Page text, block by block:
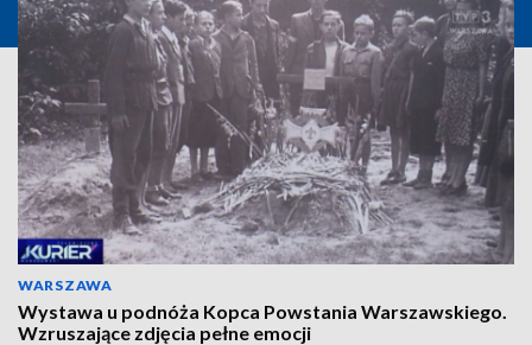
WARSZAWA
Wystawa u podnóża Kopca Powstania Warszawskiego.
Wzruszające zdjęcia pełne emocji